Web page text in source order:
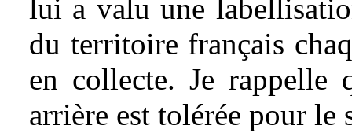
lui a valu une
du territoire français
en collecte. Je rappelle
arrière est tolérée pour